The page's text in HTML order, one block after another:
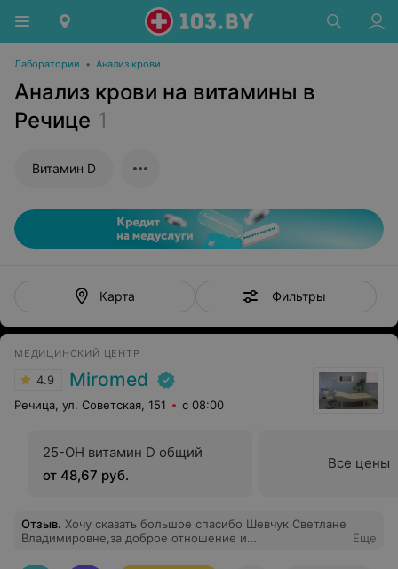
Лаборатории • Анализ крови
Анализ крови на витамины в
Речице 1
Витамин D
Карта Фильтры
МЕДИЦИНСКИЙ ЦЕНТР
4.9 Miromed
Речица, ул. Советская, 151 с 08:00
25-OH витамин D общий
от 48,67 руб.
Все цены
Отзыв. Хочу сказать большое спасибо Шевчук Светлане
Владимировне,за доброе отношение и
Еще